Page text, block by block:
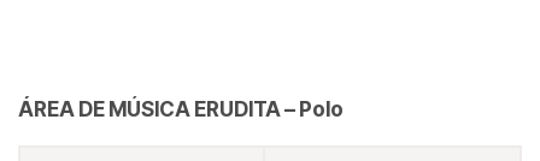
ÁREA DE MÚSICA ERUDITA – Polo